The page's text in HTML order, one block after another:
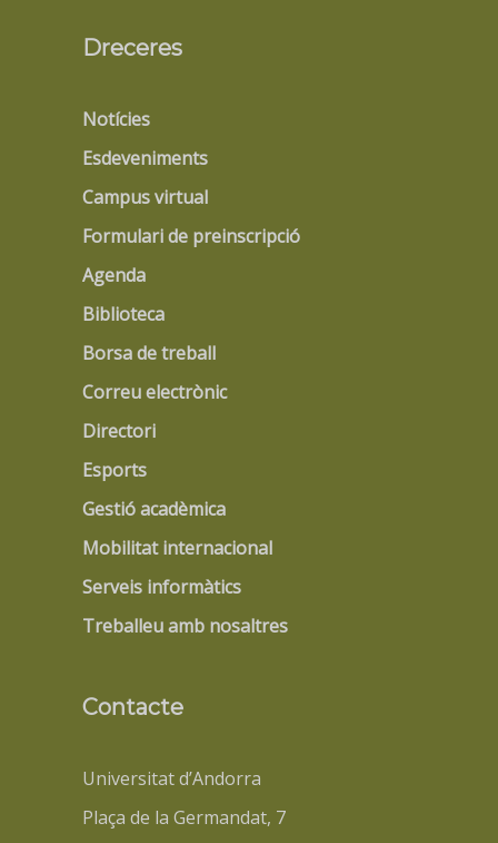
Dreceres
Notícies
Esdeveniments
Campus virtual
Formulari de preinscripció
Agenda
Biblioteca
Borsa de treball
Correu electrònic
Directori
Esports
Gestió acadèmica
Mobilitat internacional
Serveis informàtics
Treballeu amb nosaltres
Contacte
Universitat d’Andorra
Plaça de la Germandat, 7